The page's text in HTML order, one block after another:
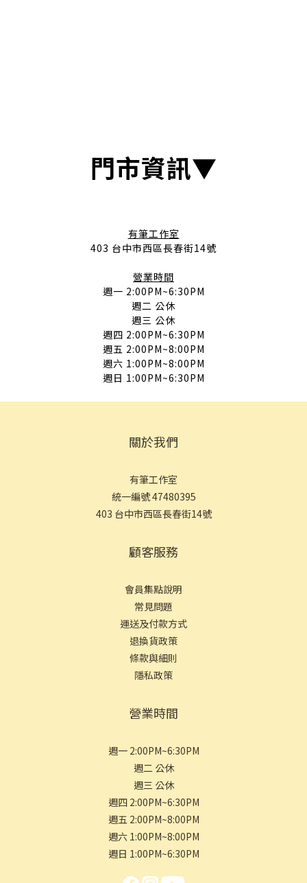
門市資訊▼
有筆工作室
403 台中市西區長春街14號
營業時間
週一 2:00PM~6:30PM
週二 公休
週三 公休
週四 2:00PM~6:30PM
週五 2:00PM~8:00PM
週六 1:00PM~8:00PM
週日 1:00PM~6:30PM
關於我們
有筆工作室
統一編號 47480395
403 台中市西區長春街14號
顧客服務
會員集點說明
常見問題
運送及付款方式
退換貨政策
條款與細則
隱私政策
營業時間
週一 2:00PM~6:30PM
週二 公休
週三 公休
週四 2:00PM~6:30PM
週五 2:00PM~8:00PM
週六 1:00PM~8:00PM
週日 1:00PM~6:30PM